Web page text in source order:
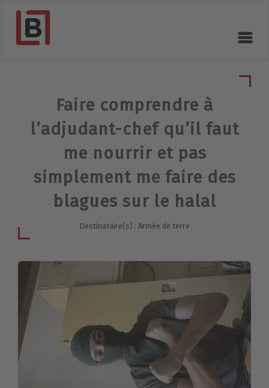
Faire comprendre à
l’adjudant-chef qu’il faut
me nourrir et pas
simplement me faire des
blagues sur le halal
Destinataire(s) : Armée de terre